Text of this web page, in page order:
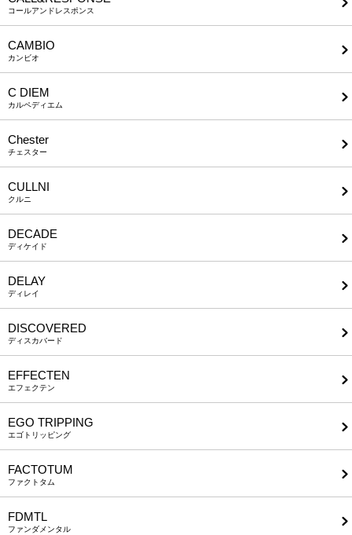
コールアンドレスポンス
CAMBIO
カンビオ
C DIEM
カルペディエム
Chester
チェスター
CULLNI
クルニ
DECADE
ディケイド
DELAY
ディレイ
DISCOVERED
ディスカバード
EFFECTEN
エフェクテン
EGO TRIPPING
エゴトリッピング
FACTOTUM
ファクトタム
FDMTL
ファンダメンタル